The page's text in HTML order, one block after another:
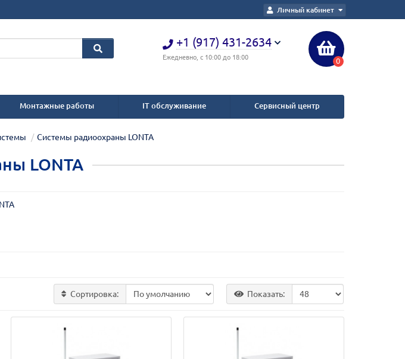
Личный кабинет
+1 (917) 431-2634
Ежедневно, с 10:00 до 18:00 0
Монтажные работы IT обслуживание Сервисный центр
Системы радиоохраны LONTA
LONTA
Сортировка: Показать: